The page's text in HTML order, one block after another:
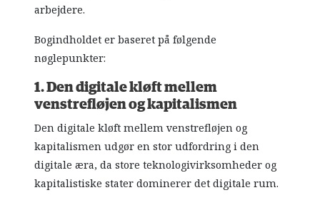
arbejdere.
Bogindholdet er baseret på følgende
nøglepunkter:
1. Den digitale kløft mellem
venstrefløjen og kapitalismen
Den digitale kløft mellem venstrefløjen og
kapitalismen udgør en stor udfordring i den
digitale æra, da store teknologivirksomheder og
kapitalistiske stater dominerer det digitale rum.